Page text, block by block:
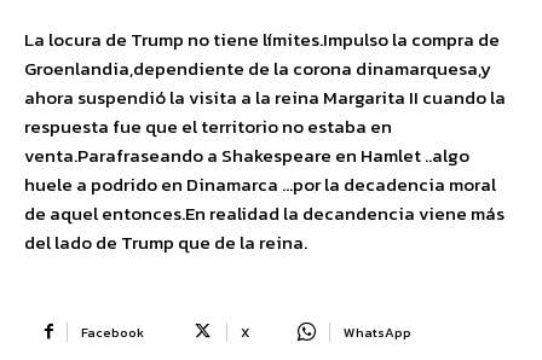
La locura de Trump no tiene límites.Impulso la compra de
Groenlandia,dependiente de la corona dinamarquesa,y
ahora suspendió la visita a la reina Margarita II cuando la
respuesta fue que el territorio no estaba en
venta.Parafraseando a Shakespeare en Hamlet ..algo
huele a podrido en Dinamarca …por la decadencia moral
de aquel entonces.En realidad la decandencia viene más
del lado de Trump que de la reina.
Facebook X WhatsApp